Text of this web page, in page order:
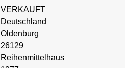
VERKAUFT
Deutschland
Oldenburg
26129
Reihenmittelhaus